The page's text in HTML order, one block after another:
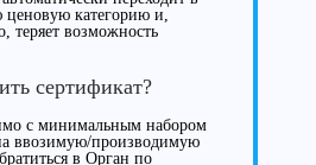
ценовую категорию и,
теряет возможность
сертификат?
с минимальным набором
ввозимую/производимую
в Орган по